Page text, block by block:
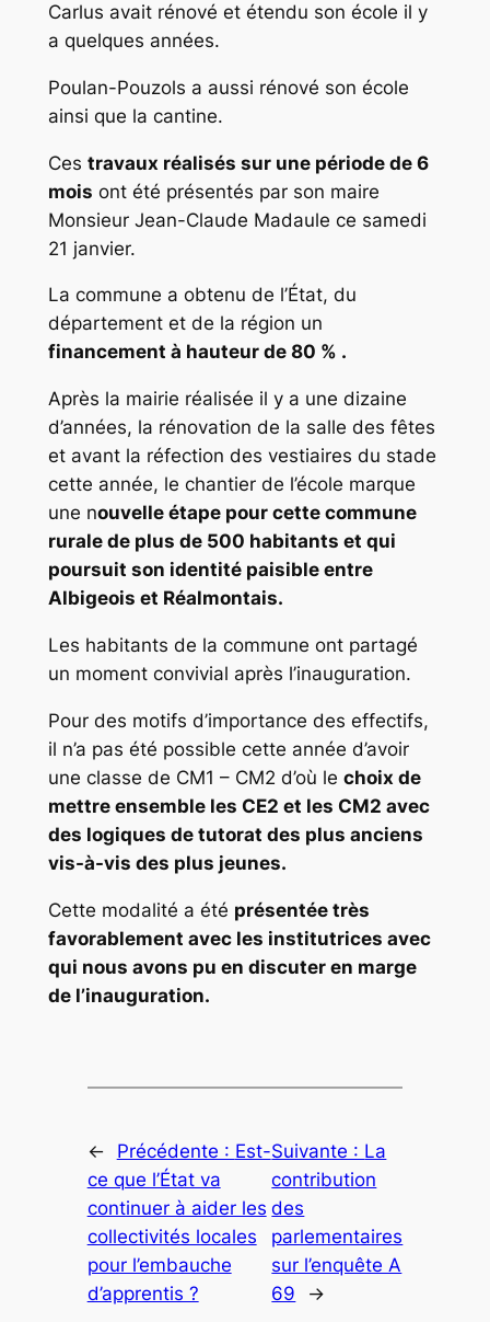
Carlus avait rénové et étendu son école il y
a quelques années.
Poulan-Pouzols a aussi rénové son école
ainsi que la cantine.
Ces travaux réalisés sur une période de 6
mois ont été présentés par son maire
Monsieur Jean-Claude Madaule ce samedi
21 janvier.
La commune a obtenu de l’État, du
département et de la région un
financement à hauteur de 80 % .
Après la mairie réalisée il y a une dizaine
d’années, la rénovation de la salle des fêtes
et avant la réfection des vestiaires du stade
cette année, le chantier de l’école marque
une nouvelle étape pour cette commune
rurale de plus de 500 habitants et qui
poursuit son identité paisible entre
Albigeois et Réalmontais.
Les habitants de la commune ont partagé
un moment convivial après l’inauguration.
Pour des motifs d’importance des effectifs,
il n’a pas été possible cette année d’avoir
une classe de CM1 – CM2 d’où le choix de
mettre ensemble les CE2 et les CM2 avec
des logiques de tutorat des plus anciens
vis-à-vis des plus jeunes.
Cette modalité a été présentée très
favorablement avec les institutrices avec
qui nous avons pu en discuter en marge
de l’inauguration.
← Précédente : Est-
ce que l’État va
continuer à aider les
collectivités locales
pour l’embauche
d’apprentis ?
Suivante : La
contribution
des
parlementaires
sur l’enquête A
69
→